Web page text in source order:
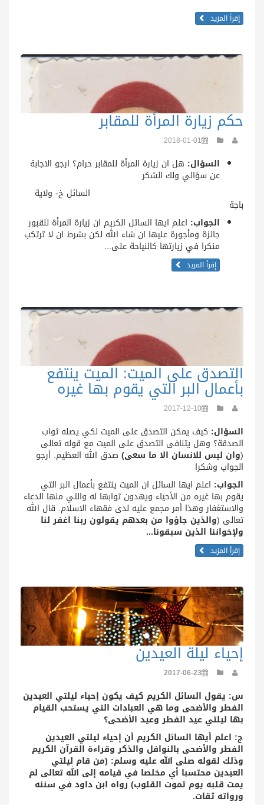
إقرأ المزيد
حكم زيارة المرأة للمقابر
2018-01-01
السؤال: هل ان زيارة المرأة للمقابر حرام؟ ارجو الاجابة
عن سؤالي ولك الشكر
السائل خ- ولاية
باجة
الجواب: اعلم ايها السائل الكريم ان زيارة المرأة للقبور
جائزة ومأجورة عليها ان شاء الله لكن بشرط ان لا ترتكب
منكرا في زيارتها كالنياحة على...
إقرأ المزيد
التصدق على الميت: الميت ينتفع
بأعمال البر التي يقوم بها غيره
2017-12-10
السؤال: كيف يمكن التصدق على الميت لكي يصله ثواب
الصدقة؟ وهل يتنافى التصدق على الميت مع قوله تعالى
(وان ليس للانسان الا ما سعى) صدق الله العظيم. أرجو
الجواب وشكرا
الجواب: اعلم ايها السائل ان الميت ينتفع بأعمال البر التي
يقوم بها غيره من الأحياء ويهدون ثوابها له والتي منها الدعاء
والاستغفار وهذا أمر مجمع عليه لدى فقهاء الاسلام. قال الله
تعالى (والذين جاؤوا من بعدهم يقولون ربنا اغفر لنا
ولإخواننا الذين سبقونا...
إقرأ المزيد
إحياء ليلة العيدين
2017-06-23
س: يقول السائل الكريم كيف يكون إحياء ليلتي العيدين
الفطر والأضحى وما هي العبادات التي يستحب القيام
بها ليلتي عيد الفطر وعيد الأضحى؟
ج: اعلم أيها السائل الكريم أن إحياء ليلتي العيدين
الفطر والأضحى بالنوافل والذكر وقراءة القرآن الكريم
وذلك لقوله صلى الله عليه وسلم: (من قام ليلتي
العيدين محتسبا أي مخلصا في قيامه إلى الله تعالى لم
يمت قلبه يوم تموت القلوب) رواه ابن داود في سننه
ورواته ثقات.